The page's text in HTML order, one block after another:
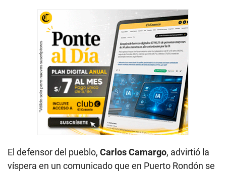
El defensor del pueblo, Carlos Camargo, advirtió la
víspera en un comunicado que en Puerto Rondón se